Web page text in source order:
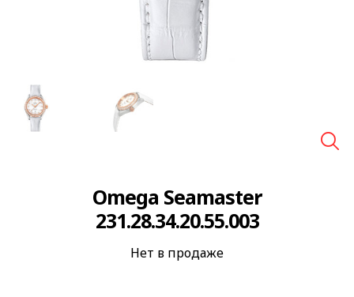
Omega Seamaster
231.28.34.20.55.003
Нет в продаже